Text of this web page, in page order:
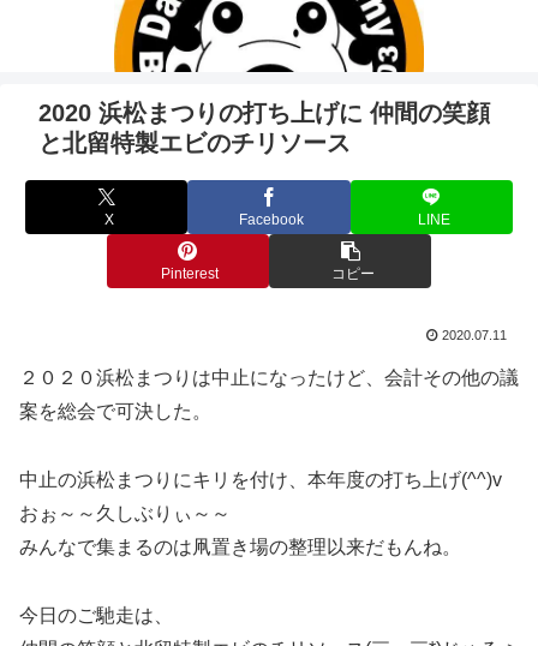
2020 浜松まつりの打ち上げに 仲間の笑顔
と北留特製エビのチリソース
X Facebook LINE
Pinterest コピー
2020.07.11
２０２０浜松まつりは中止になったけど、会計その他の議
案を総会で可決した。
中止の浜松まつりにキリを付け、本年度の打ち上げ(^^)v
おぉ～～久しぶりぃ～～
みんなで集まるのは凧置き場の整理以来だもんね。
今日のご馳走は、